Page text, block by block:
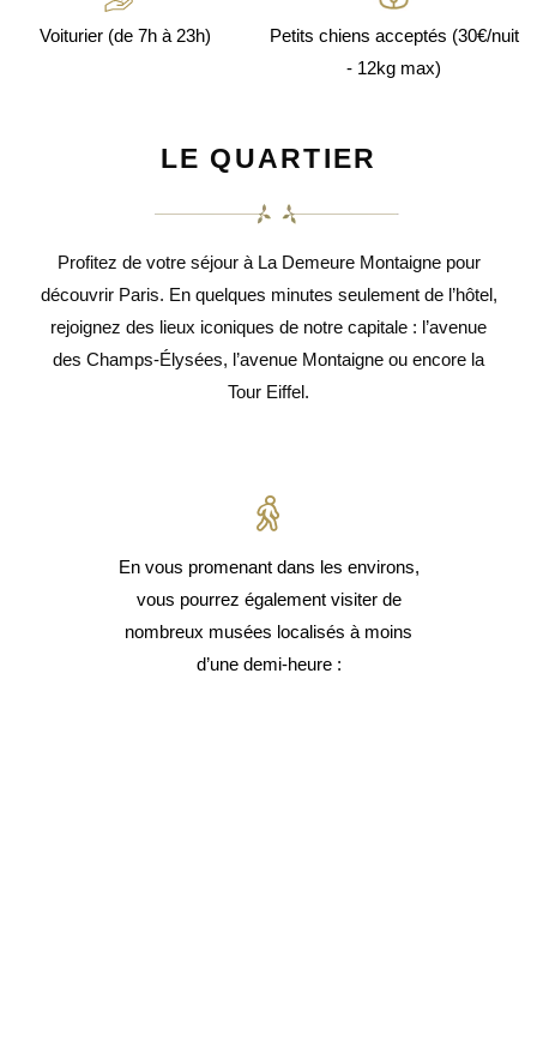
Voiturier (de 7h à 23h)
Petits chiens acceptés (30€/nuit
- 12kg max)
LE QUARTIER
Profitez de votre séjour à La Demeure Montaigne pour
découvrir Paris. En quelques minutes seulement de l’hôtel,
rejoignez des lieux iconiques de notre capitale : l’avenue
des Champs-Élysées, l’avenue Montaigne ou encore la
Tour Eiffel.
En vous promenant dans les environs,
vous pourrez également visiter de
nombreux musées localisés à moins
d’une demi-heure :